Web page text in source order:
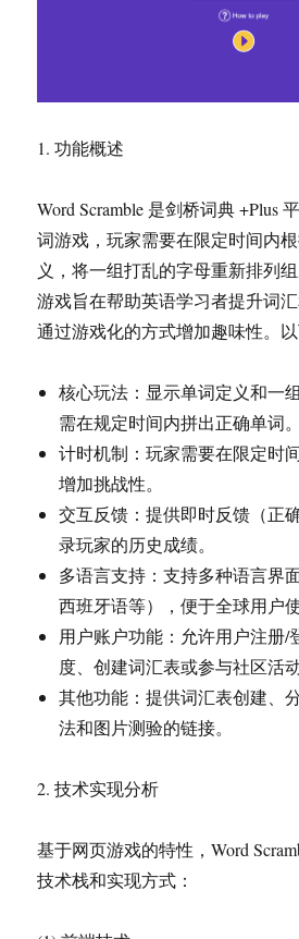
1. 功能概述
Word Scramble 是剑桥词典 +Plus
词游戏，玩家需要在限定时间内
义，将一组打乱的字母重新排列
游戏旨在帮助英语学习者提升词
通过游戏化的方式增加趣味性。
核心玩法：显示单词定义和一
需在规定时间内拼出正确单词。
计时机制：玩家需要在限定时
增加挑战性。
交互反馈：提供即时反馈（正
录玩家的历史成绩。
多语言支持：支持多种语言界
西班牙语等），便于全球用户使
用户账户功能：允许用户注册/
度、创建词汇表或参与社区活动
其他功能：提供词汇表创建、
法和图片测验的链接。
2. 技术实现分析
基于网页游戏的特性，Word
技术栈和实现方式：